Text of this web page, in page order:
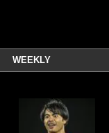
WEEKLY